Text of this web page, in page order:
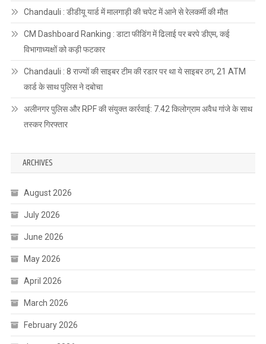
Chandauli : डीडीयू यार्ड में मालगाड़ी की चपेट में आने से रेलकर्मी की मौत
CM Dashboard Ranking : डाटा फीडिंग में ढिलाई पर बरपे डीएम, कई
विभागाध्यक्षों को कड़ी फटकार
Chandauli : 8 राज्यों की साइबर टीम की रडार पर था ये साइबर ठग, 21 ATM
कार्ड के साथ पुलिस ने दबोचा
अलीनगर पुलिस और RPF की संयुक्त कार्रवाई: 7.42 किलोग्राम अवैध गांजे के साथ
तस्कर गिरफ्तार
ARCHIVES
August 2026
July 2026
June 2026
May 2026
April 2026
March 2026
February 2026